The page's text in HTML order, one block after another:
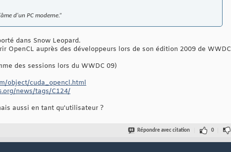
d'un PC moderne.”
dans Snow Leopard.
auprès des développeurs lors de son édition 2009 de WWDC
des sessions lors du WWDC 09)
object/cuda_opencl.html
news/tags/C124/
aussi en tant qu'utilisateur ?
Répondre avec citation 0